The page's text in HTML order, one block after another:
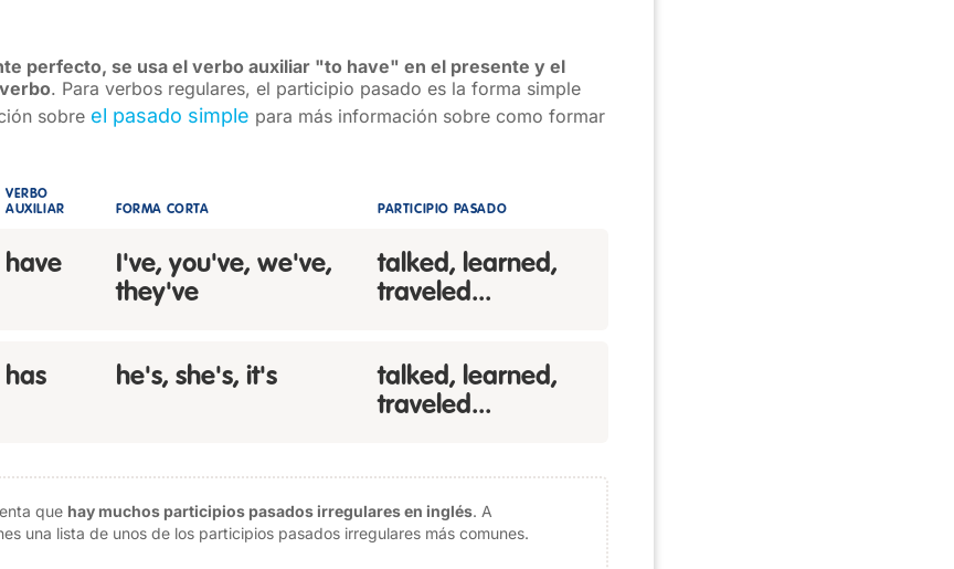
perfecto, se usa el verbo auxiliar "to have" en el presente y el
. Para verbos regulares, el participio pasado es la forma simple
sobre el pasado simple para más información sobre como formar
VERBO
AUXILIAR
FORMA CORTA PARTICIPIO PASADO
have
I've, you've, we've,
they've
talked, learned,
traveled...
has he's, she's, it's
talked, learned,
traveled...
que hay muchos participios pasados irregulares en inglés. A
una lista de unos de los participios pasados irregulares más comunes.